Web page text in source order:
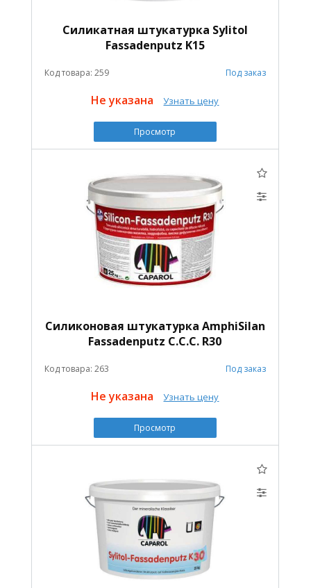
Силикатная штукатурка Sylitol
Fassadenputz K15
Код товара: 259 Под заказ
Не указана Узнать цену
Просмотр
Cиликоновая штукатурка AmphiSilan
Fassadenputz C.C.C. R30
Код товара: 263 Под заказ
Не указана Узнать цену
Просмотр